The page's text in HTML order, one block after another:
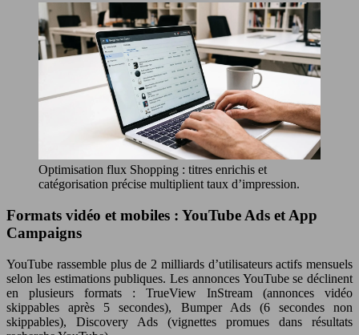
Optimisation flux Shopping : titres enrichis et
catégorisation précise multiplient taux d’impression.
Formats vidéo et mobiles : YouTube Ads et App
Campaigns
YouTube rassemble plus de 2 milliards d’utilisateurs actifs mensuels
selon les estimations publiques. Les annonces YouTube se déclinent
en plusieurs formats : TrueView InStream (annonces vidéo
skippables après 5 secondes), Bumper Ads (6 secondes non
skippables), Discovery Ads (vignettes promues dans résultats